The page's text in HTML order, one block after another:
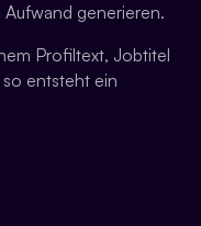
generieren.
Profiltext, Jobtitel
entsteht ein